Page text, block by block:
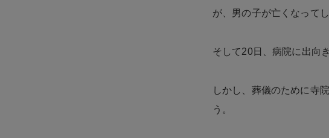
が、男の子が亡くなって
そして20日、病院に出向
しかし、葬儀のために寺
う。